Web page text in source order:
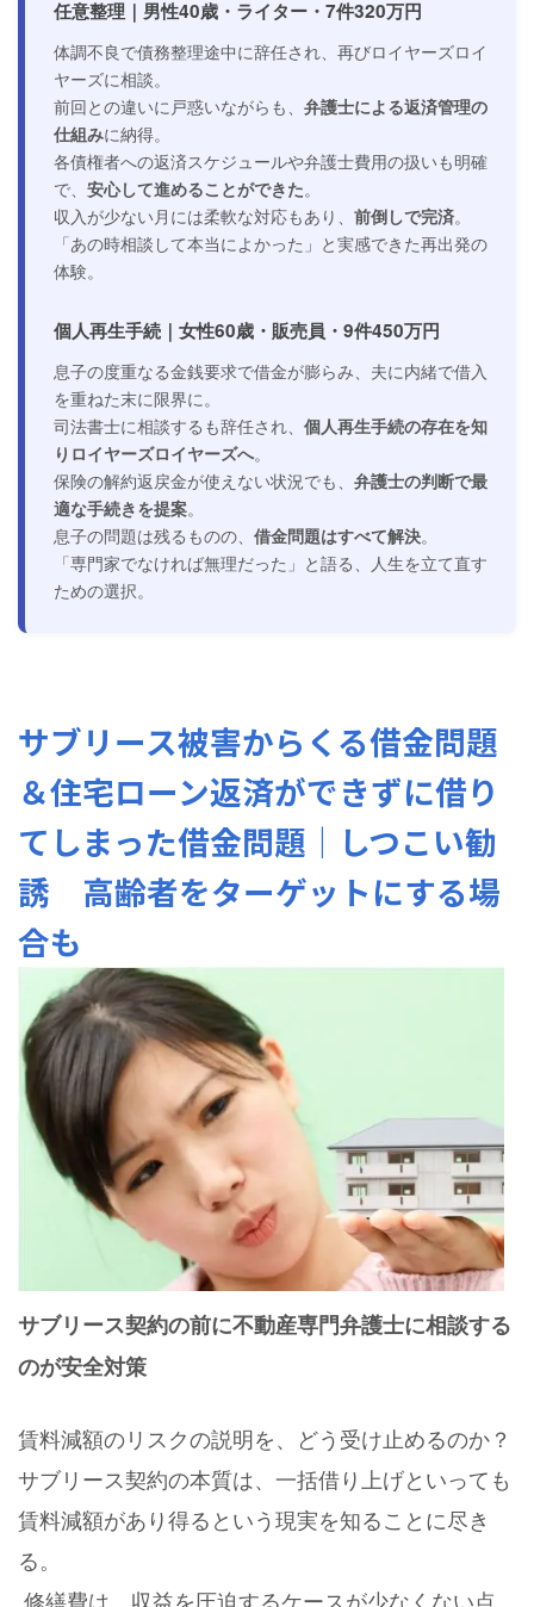
任意整理｜男性40歳・ライター・7件320万円
体調不良で債務整理途中に辞任され、再びロイヤーズロイ
ヤーズに相談。
前回との違いに戸惑いながらも、 弁護士による返済管理の
仕組みに納得。
各債権者への返済スケジュールや弁護士費用の扱いも明確
で、 安心して進めることができた。
収入が少ない月には柔軟な対応もあり、 前倒しで完済。
「あの時相談して本当によかった」と実感できた再出発の
体験。
個人再生手続｜女性60歳・販売員・9件450万円
息子の度重なる金銭要求で借金が膨らみ、夫に内緒で借入
を重ねた末に限界に。
司法書士に相談するも辞任され、 個人再生手続の存在を知
りロイヤーズロイヤーズへ。
保険の解約返戻金が使えない状況でも、 弁護士の判断で最
適な手続きを提案。
息子の問題は残るものの、 借金問題はすべて解決。
「専門家でなければ無理だった」と語る、人生を立て直す
ための選択。
サブリース被害からくる借金問題
＆住宅ローン返済ができずに借り
てしまった借金問題｜しつこい勧
誘 高齢者をターゲットにする場
合も
サブリース契約の前に不動産専門弁護士に相談する
のが安全対策
賃料減額のリスクの説明を、どう受け止めるのか？
サブリース契約の本質は、一括借り上げといっても
賃料減額があり得るという現実を知ることに尽き
る。
修繕費は、収益を圧迫するケースが少なくない点